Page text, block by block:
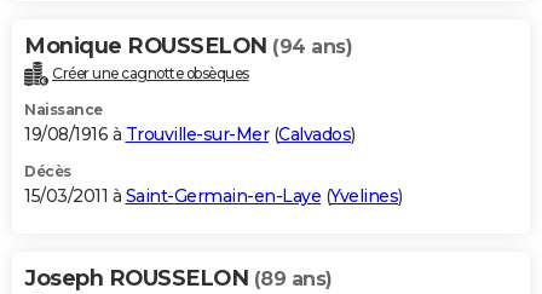
Monique ROUSSELON (94 ans)
Créer une cagnotte obsèques
Naissance
19/08/1916 à Trouville-sur-Mer(Calvados)
Décès
15/03/2011 à Saint-Germain-en-Laye (Yvelines)
Joseph ROUSSELON (89 ans)